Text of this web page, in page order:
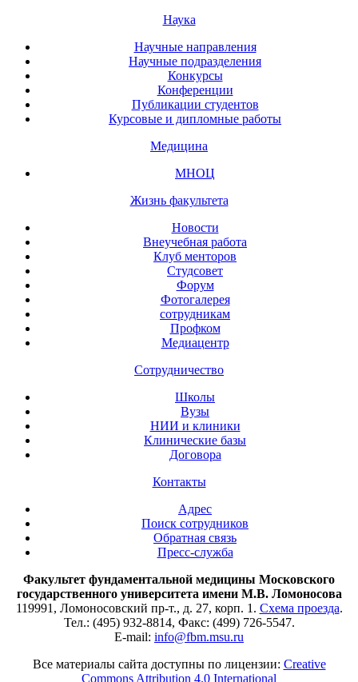
Наука
Научные направления
Научные подразделения
Конкурсы
Конференции
Публикации студентов
Курсовые и дипломные работы
Медицина
МНОЦ
Жизнь факультета
Новости
Внеучебная работа
Клуб менторов
Студсовет
Форум
Фотогалерея
сотрудникам
Профком
Медиацентр
Сотрудничество
Школы
Вузы
НИИ и клиники
Клинические базы
Договора
Контакты
Адрес
Поиск сотрудников
Обратная связь
Пресс-служба
Факультет фундаментальной медицины Московского
государственного университета имени М.В. Ломоносова
119991, Ломоносовский пр-т., д. 27, корп. 1. Схема проезда.
Тел.: (495) 932-8814, Факс: (499) 726-5547.
E-mail: info@fbm.msu.ru
Все материалы сайта доступны по лицензии: Creative
Commons Attribution 4.0 International